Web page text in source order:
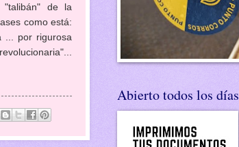
de la
como está:
... por rigurosa
Abierto todos los días